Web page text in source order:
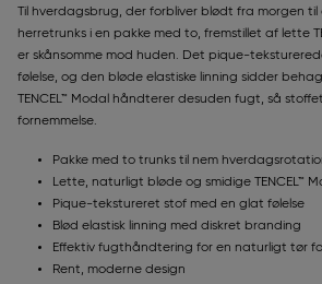
Til hverdagsbrug, der forbliver blødt fra morgen til
herretrunks i en pakke med to, fremstillet af lette
er skånsomme mod huden. Det pique-
følelse, og den bløde elastiske linning sidder
TENCEL™ Modal håndterer desuden fugt, så
fornemmelse.
Pakke med to trunks til nem
Lette, naturligt bløde og smidige TENCEL™
Pique-tekstureret stof med en glat følelse
Blød elastisk linning med diskret branding
Effektiv fugthåndtering for en naturligt tør
Rent, moderne design